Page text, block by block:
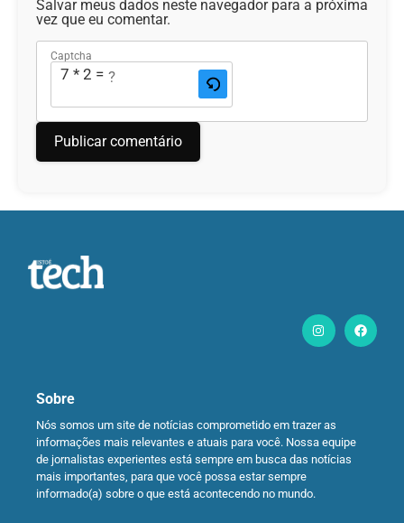
Salvar meus dados neste navegador para a próxima
vez que eu comentar.
Captcha
7 * 2 = ?
Sobre
Nós somos um site de notícias comprometido em trazer as
informações mais relevantes e atuais para você. Nossa equipe
de jornalistas experientes está sempre em busca das notícias
mais importantes, para que você possa estar sempre
informado(a) sobre o que está acontecendo no mundo.